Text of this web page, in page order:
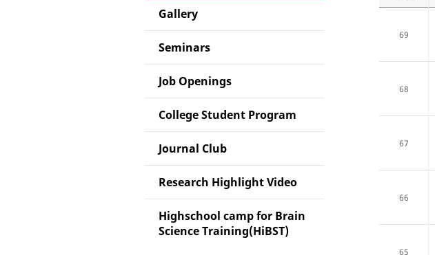
Gallery
Seminars
Job Openings
College Student Program
Journal Club
Research Highlight Video
Highschool camp for Brain
Science Training(HiBST)
69
68
67
66
65